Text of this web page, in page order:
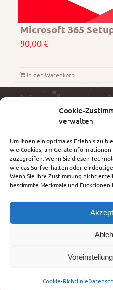
Cookie-
verwalten
Um Ihnen ein optimales Erlebnis zu
wie Cookies, um
zuzugreifen. Wenn Sie diesen
wie das Surfverhalten oder
Wenn Sie Ihre Zustimmung nicht
bestimmte Merkmale und
Cookie-Richtlinie
Microsoft 365
90,00€
In den Warenkorb
ANT – MÖLLER KG
1220 Wien | Erzherzog-
Telefon:+43 1 283 60 45
Mobile:+43 699 12 11
E-Mail:office@ant.at
WordPress|